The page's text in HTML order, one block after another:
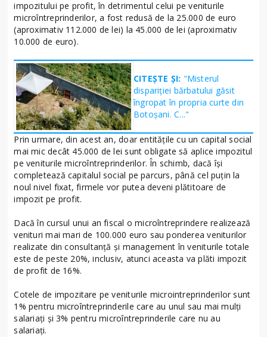
impozitului pe profit, în detrimentul celui pe veniturile
microîntreprinderilor, a fost redusă de la 25.000 de euro
(aproximativ 112.000 de lei) la 45.000 de lei (aproximativ
10.000 de euro).
CITEȘTE ȘI: "Misterul
dispariției bărbatului găsit
îngropat în propria curte din
Botoșani. C..."
Prin urmare, din acest an, doar entităţile cu un capital social
mai mic decât 45.000 de lei sunt obligate să aplice impozitul
pe veniturile microîntreprinderilor. În schimb, dacă îşi
completează capitalul social pe parcurs, până cel puţin la
noul nivel fixat, firmele vor putea deveni plătitoare de
impozit pe profit.
Dacă în cursul unui an fiscal o microîntreprindere realizează
venituri mai mari de 100.000 euro sau ponderea veniturilor
realizate din consultanţă şi management în veniturile totale
este de peste 20%, inclusiv, atunci aceasta va plăti impozit
de profit de 16%.
Cotele de impozitare pe veniturile microintreprinderilor sunt
1% pentru microîntreprinderile care au unul sau mai mulţi
salariaţi şi 3% pentru microîntreprinderile care nu au
salariaţi.